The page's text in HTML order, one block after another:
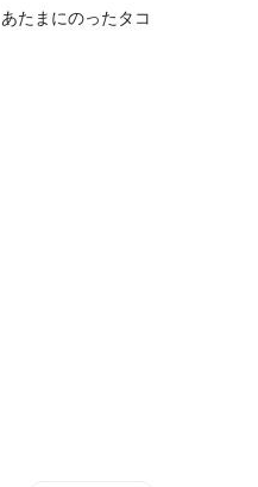
あたまにのったタコ